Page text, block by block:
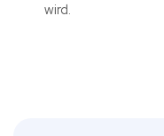
wird.